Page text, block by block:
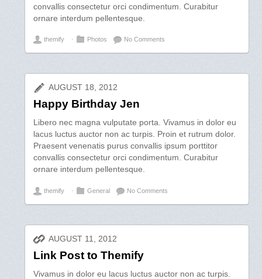
convallis consectetur orci condimentum. Curabitur
ornare interdum pellentesque.
themify ⋅ Photos No Comments
AUGUST 18, 2012
Happy Birthday Jen
Libero nec magna vulputate porta. Vivamus in dolor eu
lacus luctus auctor non ac turpis. Proin et rutrum dolor.
Praesent venenatis purus convallis ipsum porttitor
convallis consectetur orci condimentum. Curabitur
ornare interdum pellentesque.
themify ⋅ General No Comments
AUGUST 11, 2012
Link Post to Themify
Vivamus in dolor eu lacus luctus auctor non ac turpis.